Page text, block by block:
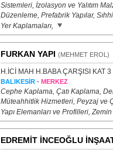
Sistemleri, İzolasyon ve Yalıtım
Düzenleme, Prefabrik Yapılar,
Yer Kaplamaları,
FURKAN YAPI (MEHMET EROL)
H.İCİ MAH H.BABA ÇARŞISI KAT
BALIKESİR- MERKEZ
Cephe Kaplama, Çatı Kaplama,
Müteahhitlik Hizmetleri, Peyzaj ve
Yapı Elemanları ve Profilleri,
EDREMİT İNCEOĞLU